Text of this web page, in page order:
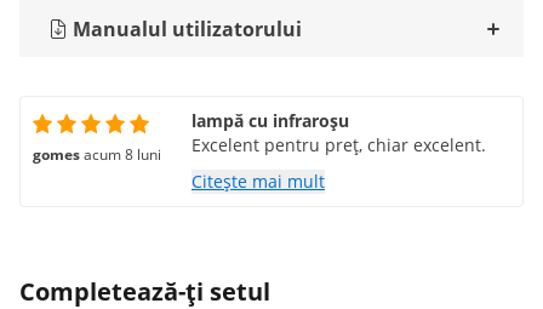
Manualul utilizatorului
gomesacum 8 luni
lampă cu infraroșu
Excelent pentru preț, chiar excelent.
Citește mai mult
Completează-ți setul